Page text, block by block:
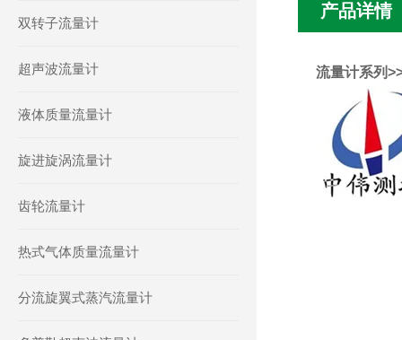
双转子流量计
超声波流量计
液体质量流量计
旋进旋涡流量计
齿轮流量计
热式气体质量流量计
分流旋翼式蒸汽流量计
产品详情
流量计系列